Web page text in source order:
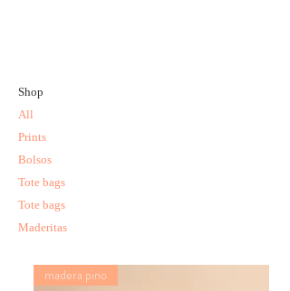
Shop
All
Prints
Bolsos
Tote bags
Tote bags
Maderitas
madera pino